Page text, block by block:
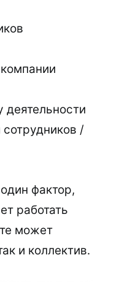
деятельности
/
фактор,
работать
может
и коллектив.